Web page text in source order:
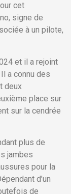
cet
signe de
à un pilote,
et il a rejoint
a connu des
deux
place sur
sur la cendrée
plus de
jambes
pour la
d’un
de